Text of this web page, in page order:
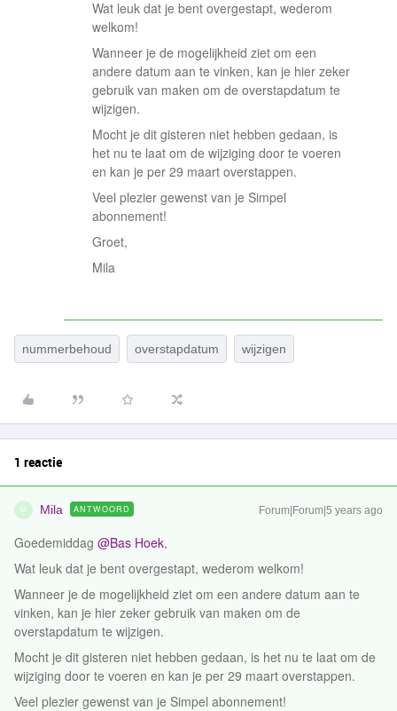
Wat leuk dat je bent overgestapt, wederom
welkom!
Wanneer je de mogelijkheid ziet om een
andere datum aan te vinken, kan je hier zeker
gebruik van maken om de overstapdatum te
wijzigen.
Mocht je dit gisteren niet hebben gedaan, is
het nu te laat om de wijziging door te voeren
en kan je per 29 maart overstappen.
Veel plezier gewenst van je Simpel
abonnement!
Groet,
Mila
nummerbehoud overstapdatum wijzigen
1 reactie
M Mila ANTWOORD Forum|Forum|5 years ago
Goedemiddag @Bas Hoek,
Wat leuk dat je bent overgestapt, wederom welkom!
Wanneer je de mogelijkheid ziet om een andere datum aan te
vinken, kan je hier zeker gebruik van maken om de
overstapdatum te wijzigen.
Mocht je dit gisteren niet hebben gedaan, is het nu te laat om de
wijziging door te voeren en kan je per 29 maart overstappen.
Veel plezier gewenst van je Simpel abonnement!